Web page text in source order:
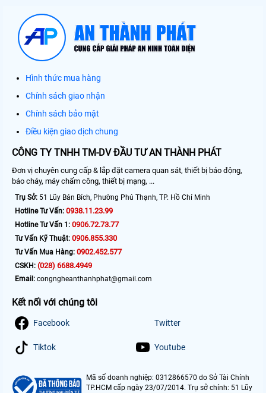
Hình thức mua hàng
Chính sách giao nhận
Chính sách bảo mật
Điều kiện giao dịch chung
CÔNG TY TNHH TM-DV ĐẦU TƯ AN THÀNH PHÁT
Đơn vị chuyên cung cấp & lắp đặt camera quan sát, thiết bị báo động,
báo cháy, máy chấm công, thiết bị mạng, ...
Trụ Sở: 51 Lũy Bán Bích, Phường Phú Thạnh, TP. Hồ Chí Minh
Hotline Tư Vấn: 0938.11.23.99
Hotline Tư Vấn 1: 0906.72.73.77
Tư Vấn Kỹ Thuật: 0906.855.330
Tư Vấn Mua Hàng: 0902.452.577
CSKH: (028) 6688.4949
Email: congngheanthanhphat@gmail.com
Kết nối với chúng tôi
Facebook Twitter
Tiktok Youtube
Mã số doanh nghiệp: 0312866570 do Sở Tài Chính
TP.HCM cấp ngày 23/07/2014. Trụ sở chính: 51 Lũy